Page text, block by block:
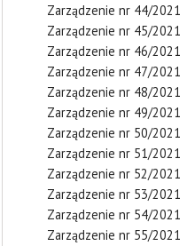
Zarządzenie nr 44/2021
Zarządzenie nr 45/2021
Zarządzenie nr 46/2021
Zarządzenie nr 47/2021
Zarządzenie nr 48/2021
Zarządzenie nr 49/2021
Zarządzenie nr 50/2021
Zarządzenie nr 51/2021
Zarządzenie nr 52/2021
Zarządzenie nr 53/2021
Zarządzenie nr 54/2021
Zarządzenie nr 55/2021